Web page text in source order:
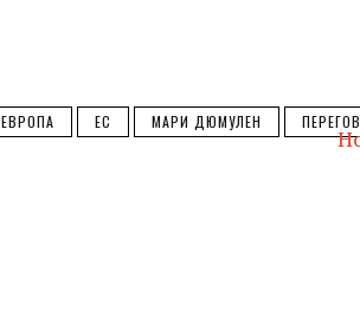
ЕВРОПА ЕС МАРИ ДЮМУЛЕН